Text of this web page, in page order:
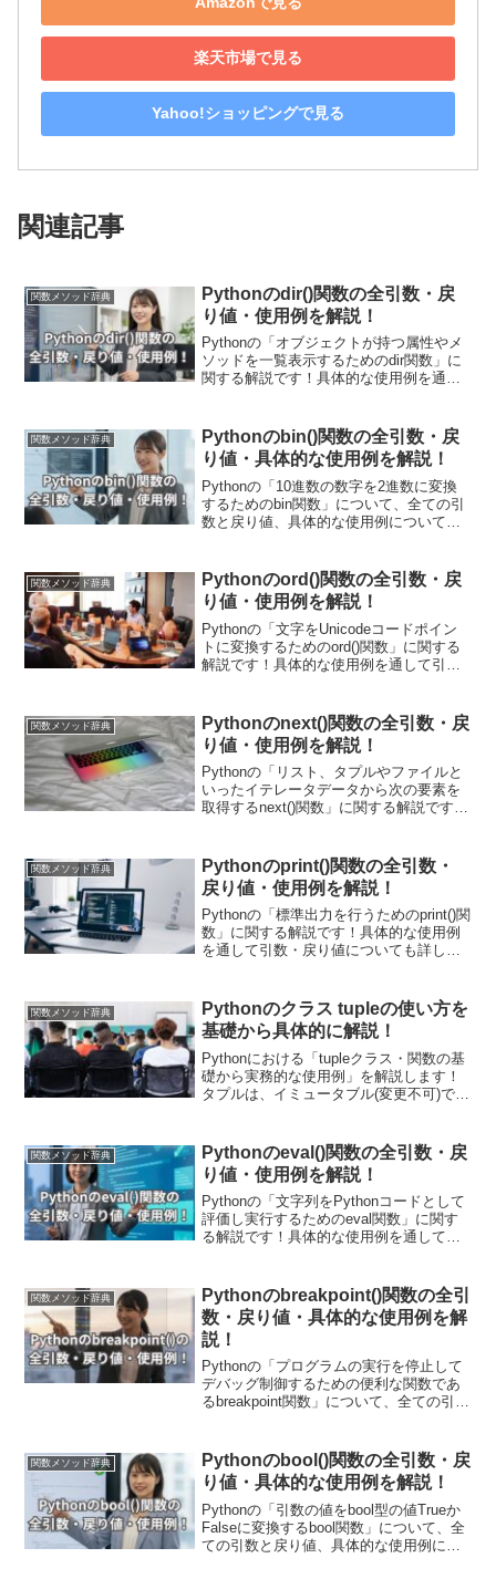
楽天市場で見る
Yahoo!ショッピングで見る
関連記事
関数メソッド辞典
Pythonのdir()関数の全引数・戻
り値・使用例を解説！
Pythonの「オブジェクトが持つ属性やメ
ソッドを一覧表示するためのdir関数」に
関する解説です！具体的な使用例を通し
用使用例も紹介しています！デバッグや
ドキュメンテーション作成に役立ちま
す。
関数メソッド辞典
Pythonのbin()関数の全引数・戻
り値・具体的な使用例を解説！
Pythonの「10進数の数字を2進数に変換
するためのbin関数」について、全ての引
数と戻り値、具体的な使用例について解
に役立つことをわかりやすく具体的なコ
ードを用いて説明しています。
関数メソッド辞典
Pythonのord()関数の全引数・戻
り値・使用例を解説！
Pythonの「文字をUnicodeコードポイン
トに変換するためのord()関数」に関する
解説です！具体的な使用例を通して引
用例も紹介しています！ord関数に文字列
操作において多くの場面で用います。
関数メソッド辞典
Pythonのnext()関数の全引数・戻
り値・使用例を解説！
Pythonの「リスト、タプルやファイルと
いったイテレータデータから次の要素を
取得するnext()関数」に関する解説です！
現場で使える関数の応用使用例も紹介し
ています！システム開発から単純なファ
イル読み込みまで様々な場面で用いられ
ます！
関数メソッド辞典
Pythonのprint()関数の全引数・
戻り値・使用例を解説！
Pythonの「標準出力を行うためのprint()関
数」に関する解説です！具体的な使用例
を通して引数・戻り値についても詳しく
グレスバーの作成やデバックでも使えま
すよ！
関数メソッド辞典
Pythonのクラス tupleの使い方を
基礎から具体的に解説！
Pythonにおける「tupleクラス・関数の基
礎から実務的な使用例」を解説します！
タプルは、イミュータブル(変更不可)であ
を使用することで、リストや文字列など
のイテラブルを簡単にタプルに変換でき
ます。
関数メソッド辞典
Pythonのeval()関数の全引数・戻
り値・使用例を解説！
Pythonの「文字列をPythonコードとして
評価し実行するためのeval関数」に関す
る解説です！具体的な使用例を通して引
用例も紹介しています！動的なプログラ
ム実行や計算、式の評価が迅速に行えま
す！
関数メソッド辞典
Pythonのbreakpoint()関数の全引
数・戻り値・具体的な使用例を解
説！
Pythonの「プログラムの実行を停止して
デバッグ制御するための便利な関数であ
るbreakpoint関数」について、全ての引数
レークポイント」を設置しプログラムの
実行を一時停止してデバッガに制御を渡
すことができ、変数の値や実行のフロー
を確認することでバグの特定や修正が容
易になります。具体的なプログラム例を
通じて、breakpoint関数の使い方を学びま
関数メソッド辞典
Pythonのbool()関数の全引数・戻
り値・具体的な使用例を解説！
Pythonの「引数の値をbool型の値Trueか
Falseに変換するbool関数」について、全
ての引数と戻り値、具体的な使用例に関